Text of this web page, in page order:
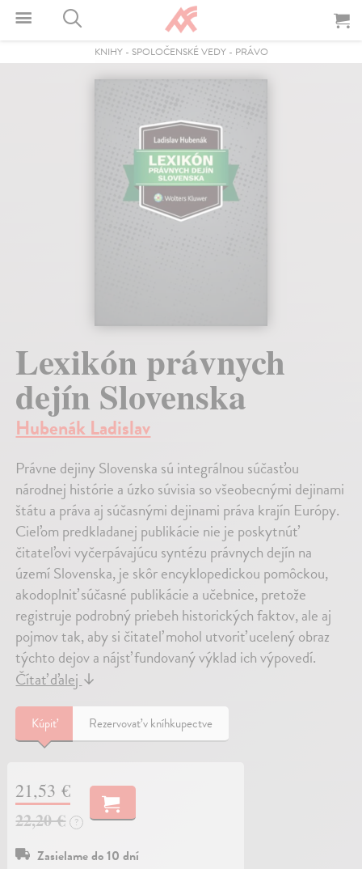
KNIHY- SPOLOČENSKÉ VEDY- PRÁVO
Lexikón právnych
dejín Slovenska
Hubenák Ladislav
Právne dejiny Slovenska sú integrálnou súčasťou
národnej histórie a úzko súvisia so všeobecnými dejinami
štátu a práva aj súčasnými dejinami práva krajín Európy.
Cieľom predkladanej publikácie nie je poskytnúť
čitateľovi vyčerpávajúcu syntézu právnych dejín na
území Slovenska, je skôr encyklopedickou pomôckou,
akodoplniť súčasné publikácie a učebnice, pretože
registruje podrobný priebeh historických faktov, ale aj
pojmov tak, aby si čitateľ mohol utvoriť ucelený obraz
týchto dejov a nájsť fundovaný výklad ich výpovedí.
Čítať ďalej↓
Kúpiť Rezervovať v kníhkupectve
21,53 €
22,20 €
?
Zasielame do 10 dní